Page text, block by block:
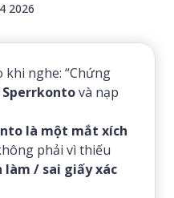
2026
nghe: “Chứng
Sperrkontovà nạp
là một mắt xích
phải vì thiếu
làm / sai giấy xác